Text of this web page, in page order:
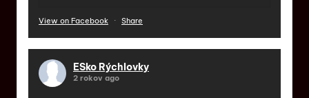
View on Facebook · Share
ESko Rýchlovky
2 rokov ago